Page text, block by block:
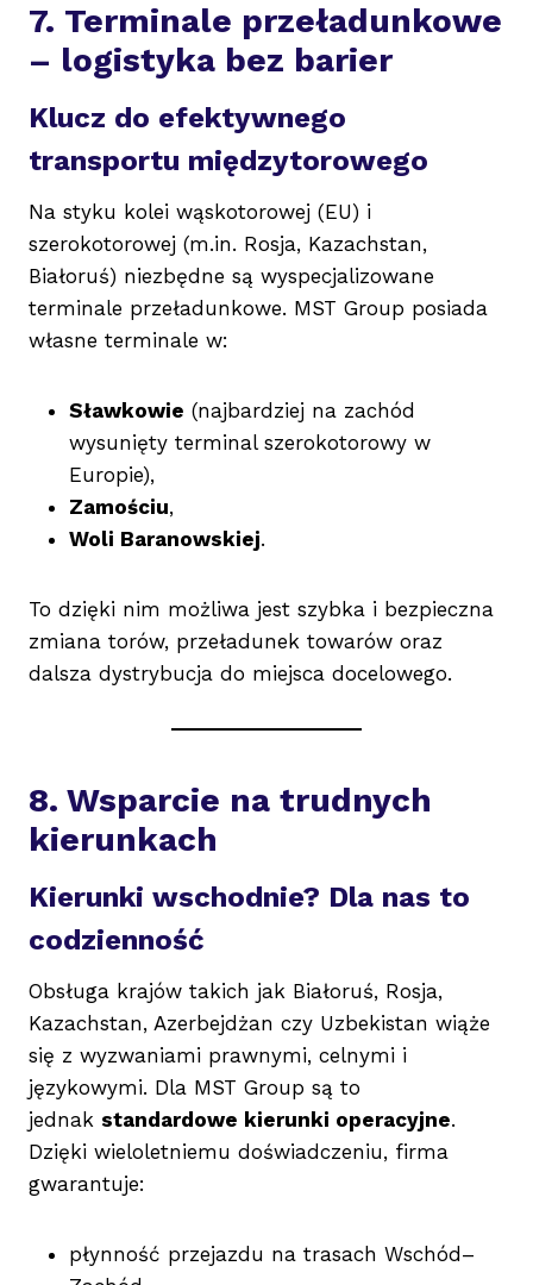
7. Terminale przeładunkowe
– logistyka bez barier
Klucz do efektywnego
transportu międzytorowego
Na styku kolei wąskotorowej (EU) i
szerokotorowej (m.in. Rosja, Kazachstan,
Białoruś) niezbędne są wyspecjalizowane
terminale przeładunkowe. MST Group posiada
własne terminale w:
Sławkowie (najbardziej na zachód
wysunięty terminal szerokotorowy w
Europie),
Zamościu,
Woli Baranowskiej.
To dzięki nim możliwa jest szybka i bezpieczna
zmiana torów, przeładunek towarów oraz
dalsza dystrybucja do miejsca docelowego.
8. Wsparcie na trudnych
kierunkach
Kierunki wschodnie? Dla nas to
codzienność
Obsługa krajów takich jak Białoruś, Rosja,
Kazachstan, Azerbejdżan czy Uzbekistan wiąże
się z wyzwaniami prawnymi, celnymi i
językowymi. Dla MST Group są to
jednak standardowe kierunki operacyjne.
Dzięki wieloletniemu doświadczeniu, firma
gwarantuje:
płynność przejazdu na trasach Wschód–